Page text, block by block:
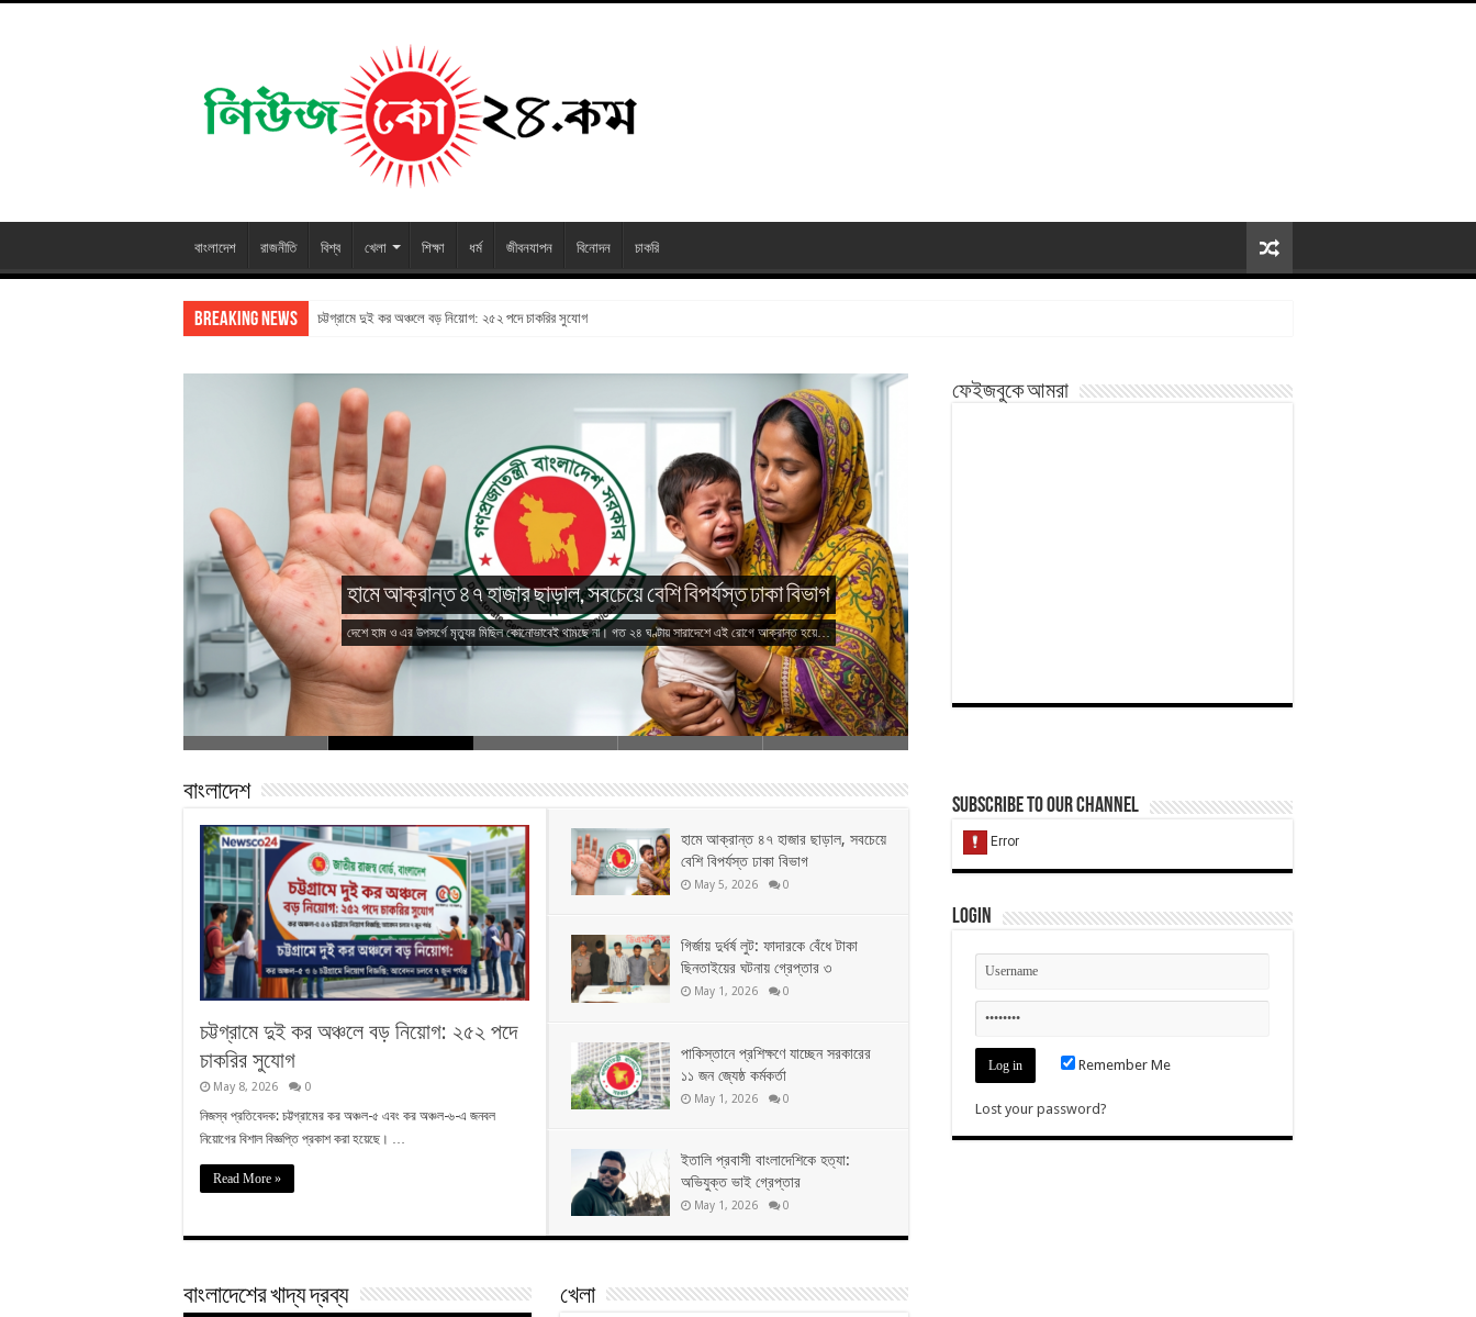
বাংলাদেশ রাজনীতি বিশ্ব খেলা শিক্ষা ধর্ম জীবনযাপন বিনোদন চাকরি
Breaking News চট্টগ্রামে দুই কর অঞ্চলে বড় নিয়োগ: ২৫২ পদে চাকরির সুযোগ
হামে আক্রান্ত ৪৭ হাজার ছাড়াল, সবচেয়ে বেশি বিপর্যস্ত ঢাকা বিভাগ
দেশে হাম ও এর উপসর্গে মৃত্যুর মিছিল কোনোভাবেই থামছে না। গত ২৪ ঘণ্টায় সারাদেশে এই রোগে আক্রান্ত হয়ে…
বাংলাদেশ
চট্টগ্রামে দুই কর অঞ্চলে বড় নিয়োগ: ২৫২ পদে
চাকরির সুযোগ
May 8, 2026 0
নিজস্ব প্রতিবেদক: চট্টগ্রামের কর অঞ্চল-৫ এবং কর অঞ্চল-৬-এ জনবল
নিয়োগের বিশাল বিজ্ঞপ্তি প্রকাশ করা হয়েছে। …
Read More »
হামে আক্রান্ত ৪৭ হাজার ছাড়াল, সবচেয়ে
বেশি বিপর্যস্ত ঢাকা বিভাগ
May 5, 2026 0
গির্জায় দুর্ধর্ষ লুট: ফাদারকে বেঁধে টাকা
ছিনতাইয়ের ঘটনায় গ্রেপ্তার ৩
May 1, 2026 0
পাকিস্তানে প্রশিক্ষণে যাচ্ছেন সরকারের
১১ জন জ্যেষ্ঠ কর্মকর্তা
May 1, 2026 0
ইতালি প্রবাসী বাংলাদেশিকে হত্যা:
অভিযুক্ত ভাই গ্রেপ্তার
May 1, 2026 0
বাংলাদেশের খাদ্য দ্রব্য খেলা
ফেইজবুকে আমরা
Subscribe to our Channel
Login
Remember Me
Lost your password?